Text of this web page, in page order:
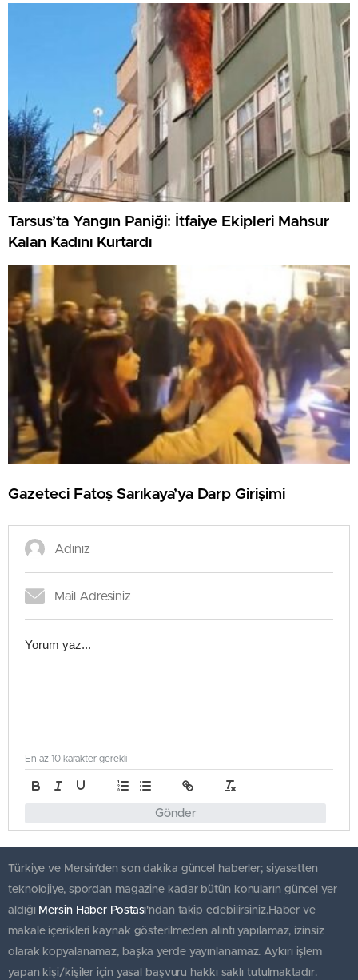
Tarsus’ta Yangın Paniği: İtfaiye Ekipleri Mahsur
Kalan Kadını Kurtardı
Gazeteci Fatoş Sarıkaya’ya Darp Girişimi
Gönder
En az 10 karakter gerekli
Türkiye ve Mersin’den son dakika güncel haberler; siyasetten
teknolojiye, spordan magazine kadar bütün konuların güncel yer
aldığı Mersin Haber Postası'ndan takip edebilirsiniz.Haber ve
makale içerikleri kaynak gösterilmeden alıntı yapılamaz, izinsiz
olarak kopyalanamaz, başka yerde yayınlanamaz. Aykırı işlem
yapan kişi/kişiler için yasal başvuru hakkı saklı tutulmaktadır.